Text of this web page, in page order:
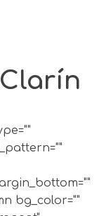
bg_color=""